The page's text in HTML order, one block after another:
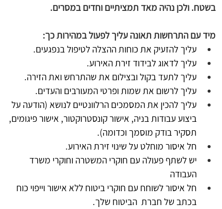
בשטח. ולכן נהיה מאד תמציתיים וחדים במסרים.
מיד עם התרחשות תאונה עליך לפעול במהירות כך:
עליך להזעיק את כוחות ההצלה לטיפול בנפגעים.
עליך לדאוג לבידוד זירת האירוע.
עליך לתעד בקול ובצילום את שהתרחש ואת הזירה.
עליך לרשום את שמות ופרטי המעורבים והעדים.
עליך להכין את המסמכים הרלוונטיים לנושא (הודעה על
ביצוע עבודות בניה, אישור קונסטרוקטור, אישור פיגומים,
תסקיר בודק מוסמך וכדומה).
חל איסור מוחלט על שינוי זירת האירוע.
יש לשתף פעולה עם חוקרי המשטרה וחוקרי משרד
העבודה
חל איסור לשוחח עם חוקרי ביטוח ללא אישור וייפוי כוח
בכתב של חברת  הביטוח שלך.